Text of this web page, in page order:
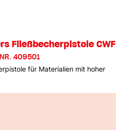
Fließbecherpistole CWF
409501
für Materialien mit hoher